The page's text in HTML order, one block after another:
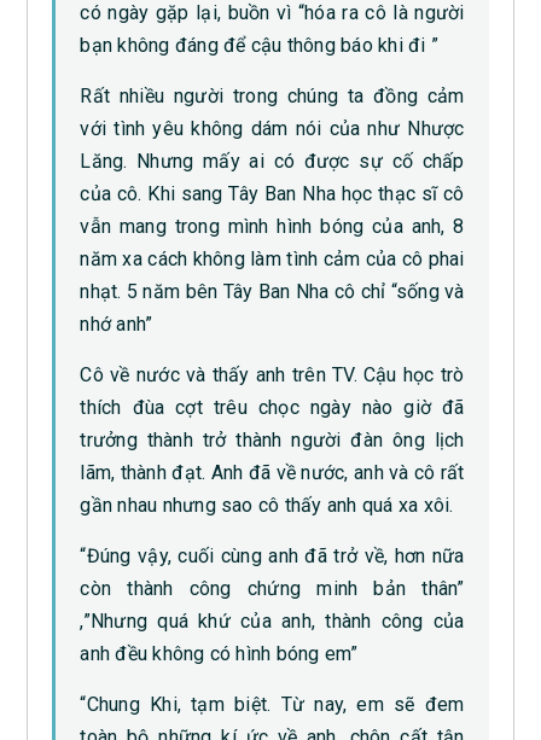
có ngày gặp lại, buồn vì “hóa ra cô là người
bạn không đáng để cậu thông báo khi đi ”
Rất nhiều người trong chúng ta đồng cảm
với tình yêu không dám nói của như Nhược
Lăng. Nhưng mấy ai có được sự cố chấp
của cô. Khi sang Tây Ban Nha học thạc sĩ cô
vẫn mang trong mình hình bóng của anh, 8
năm xa cách không làm tình cảm của cô phai
nhạt. 5 năm bên Tây Ban Nha cô chỉ “sống và
nhớ anh”
Cô về nước và thấy anh trên TV. Cậu học trò
thích đùa cợt trêu chọc ngày nào giờ đã
trưởng thành trở thành người đàn ông lịch
lãm, thành đạt. Anh đã về nước, anh và cô rất
gần nhau nhưng sao cô thấy anh quá xa xôi.
“Đúng vậy, cuối cùng anh đã trở về, hơn nữa
còn thành công chứng minh bản thân”
,”Nhưng quá khứ của anh, thành công của
anh đều không có hình bóng em”
“Chung Khi, tạm biệt. Từ nay, em sẽ đem